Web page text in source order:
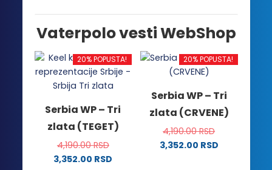
Vaterpolo vesti WebShop
20% POPUSTA!
Serbia WP – Tri
zlata (TEGET)
4,190.00RSD
3,352.00 RSD
20% POPUSTA!
Serbia WP – Tri
zlata (CRVENE)
4,190.00RSD
3,352.00 RSD